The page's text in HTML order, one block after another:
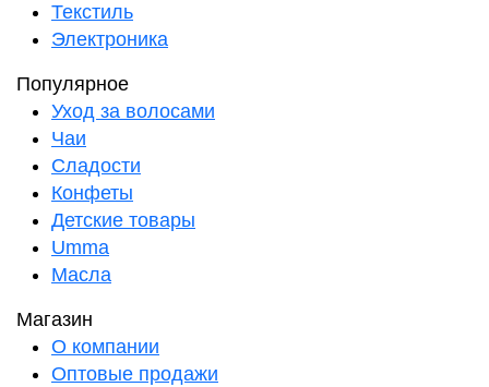
Текстиль
Электроника
Популярное
Уход за волосами
Чаи
Сладости
Конфеты
Детские товары
Umma
Масла
Магазин
О компании
Оптовые продажи